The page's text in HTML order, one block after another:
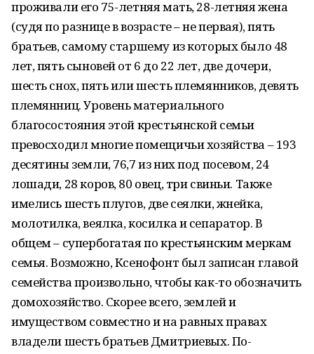
проживали его 75-летняя мать, 28-летняя жена
(судя по разнице в возрасте – не первая), пять
братьев, самому старшему из которых было 48
лет, пять сыновей от 6 до 22 лет, две дочери,
шесть снох, пять или шесть племянников, девять
племянниц. Уровень материального
благосостояния этой крестьянской семьи
превосходил многие помещичьи хозяйства – 193
десятины земли, 76,7 из них под посевом, 24
лошади, 28 коров, 80 овец, три свиньи. Также
имелись шесть плугов, две сеялки, жнейка,
молотилка, веялка, косилка и сепаратор. В
общем – супербогатая по крестьянским меркам
семья. Возможно, Ксенофонт был записан главой
семейства произвольно, чтобы как-то обозначить
домохозяйство. Скорее всего, землей и
имуществом совместно и на равных правах
владели шесть братьев Дмитриевых. По-